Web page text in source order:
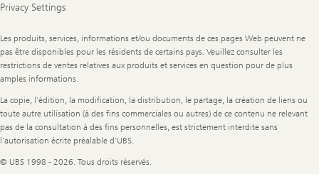
Privacy Settings
Legal
Information
Les produits, services, informations et/ou documents de ces pages Web peuvent ne
pas être disponibles pour les résidents de certains pays. Veuillez consulter les
restrictions de ventes relatives aux produits et services en question pour de plus
amples informations.
La copie, l'édition, la modification, la distribution, le partage, la création de liens ou
toute autre utilisation (à des fins commerciales ou autres) de ce contenu ne relevant
pas de la consultation à des fins personnelles, est strictement interdite sans
l'autorisation écrite préalable d'UBS.
© UBS 1998 - 2026. Tous droits réservés.